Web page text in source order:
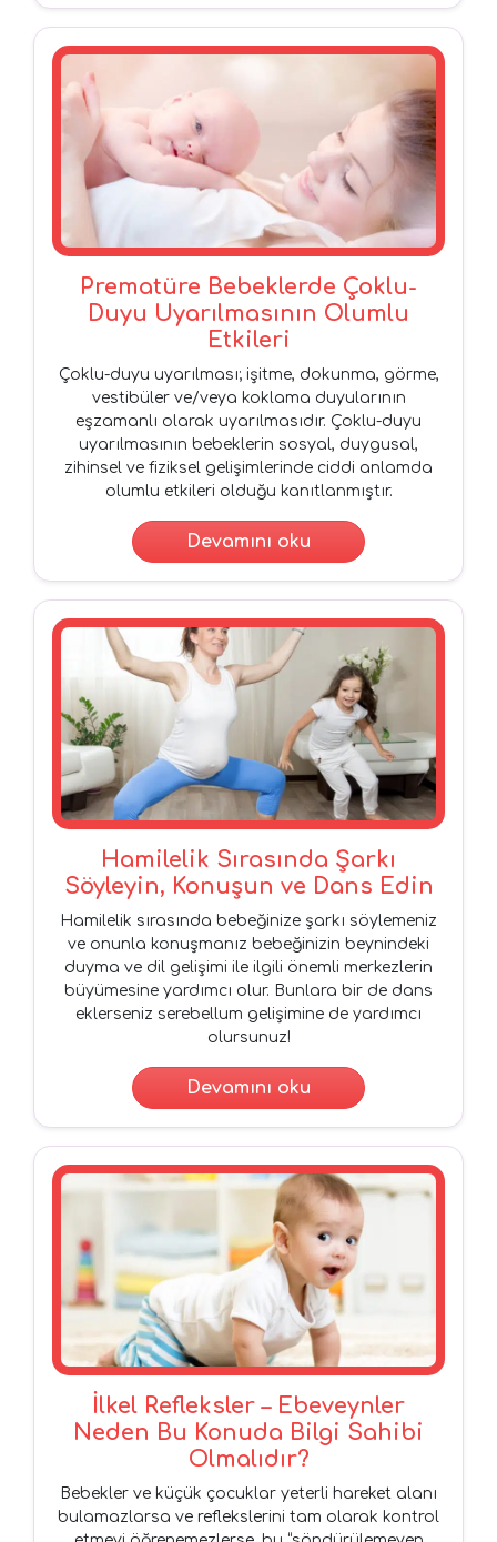
Prematüre Bebeklerde Çoklu-
Duyu Uyarılmasının Olumlu
Etkileri
Çoklu-duyu uyarılması; işitme, dokunma, görme,
vestibüler ve/veya koklama duyularının
eşzamanlı olarak uyarılmasıdır. Çoklu-duyu
uyarılmasının bebeklerin sosyal, duygusal,
zihinsel ve fiziksel gelişimlerinde ciddi anlamda
olumlu etkileri olduğu kanıtlanmıştır.
Devamını oku
Hamilelik Sırasında Şarkı
Söyleyin, Konuşun ve Dans Edin
Hamilelik sırasında bebeğinize şarkı söylemeniz
ve onunla konuşmanız bebeğinizin beynindeki
duyma ve dil gelişimi ile ilgili önemli merkezlerin
büyümesine yardımcı olur. Bunlara bir de dans
eklerseniz serebellum gelişimine de yardımcı
olursunuz!
Devamını oku
İlkel Refleksler – Ebeveynler
Neden Bu Konuda Bilgi Sahibi
Olmalıdır?
Bebekler ve küçük çocuklar yeterli hareket alanı
bulamazlarsa ve reflekslerini tam olarak kontrol